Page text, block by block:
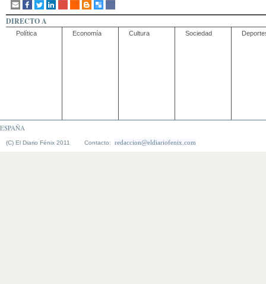
DIRECTO A
Política Economía Cultura Sociedad
ESPAÑA
(C) El Diario Fénix 2011 Contacto: redaccion@eldiariofenix.com